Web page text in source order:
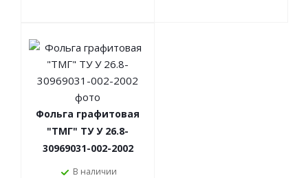
Фольга графитовая
"ТМГ" ТУ У 26.8-
30969031-002-2002
В наличии